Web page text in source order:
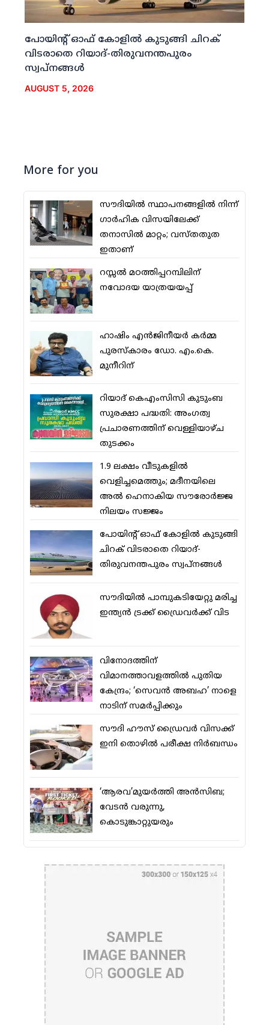
പോയിന്റ് ഓഫ് കോളില്‍ കുടുങ്ങി ചിറക്
വിടരാതെ റിയാദ്-തിരുവനന്തപുരം
സ്വപ്നങ്ങള്‍
AUGUST 5, 2026
More for you
സൗദിയില്‍ സ്ഥാപനങ്ങളില്‍ നിന്ന്
ഗാര്‍ഹിക വിസയിലേക്ക്
തനാസില്‍ മാറ്റം; വസ്തതുത
ഇതാണ്
റസ്സല്‍ മഠത്തിപ്പറമ്പിലിന്
നവോദയ യാത്രയയപ്പ്
ഹാഷിം എന്‍ജിനീയര്‍ കര്‍മ്മ
പുരസ്‌കാരം ഡോ. എം.കെ.
മുനീറിന്
റിയാദ് കെഎംസിസി കുടുംബ
സുരക്ഷാ പദ്ധതി: അംഗത്വ
പ്രചാരണത്തിന് വെള്ളിയാഴ്ച
തുടക്കം
1.9 ലക്ഷം വീടുകളില്‍
വെളിച്ചമെത്തും; മദീനയിലെ
അല്‍ ഹെനാകിയ സൗരോര്‍ജ്ജ
നിലയം സജ്ജം
പോയിന്റ് ഓഫ് കോളില്‍ കുടുങ്ങി
ചിറക് വിടരാതെ റിയാദ്-
തിരുവനന്തപുരം സ്വപ്നങ്ങള്‍
സൗദിയിൽ പാമ്പുകടിയേറ്റു മരിച്ച
ഇന്ത്യൻ ട്രക്ക് ഡ്രൈവർക്ക് വിട
വിനോദത്തിന്
വിമാനത്താവളത്തില്‍ പുതിയ
കേന്ദ്രം; ‘സെവന്‍ അബഹ’ നാളെ
നാടിന് സമര്‍പ്പിക്കും
സൗദി ഹൗസ് ഡ്രൈവര്‍ വിസക്ക്
ഇനി തൊഴില്‍ പരീക്ഷ നിര്‍ബന്ധം
‘ആരവ’മുയര്‍ത്തി അന്‍സിബ;
വേടന്‍ വരുന്നു,
കൊടുങ്കാറ്റുയരും